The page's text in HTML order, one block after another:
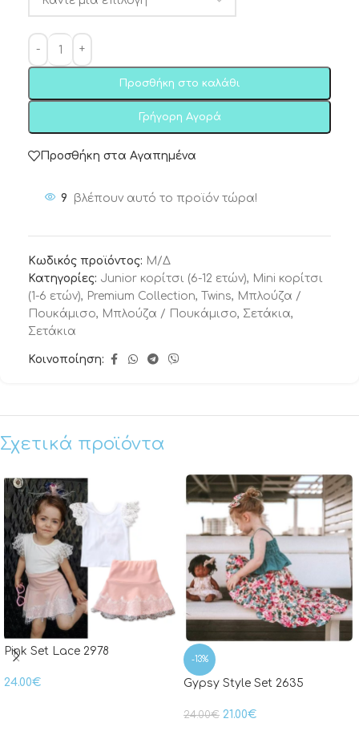
Προσθήκη στο καλάθι
Γρήγορη Αγορά
Προσθήκη στα Αγαπημένα
9 βλέπουν αυτό το προϊόν τώρα!
Κωδικός προϊόντος: Μ/Δ
Κατηγορίες: Junior κορίτσι (6-12 ετών), Mini κορίτσι
(1-6 ετών), Premium Collection, Twins, Μπλούζα /
Πουκάμισο, Μπλούζα / Πουκάμισο, Σετάκια,
Σετάκια
Κοινοποίηση:
Σχετικά προϊόντα
Pink Set Lace 2978
24.00€
-13%
Gypsy Style Set 2635
24.00€ 21.00€